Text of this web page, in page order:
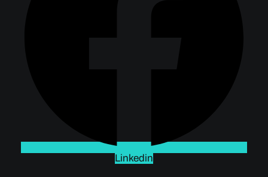
Linkedin